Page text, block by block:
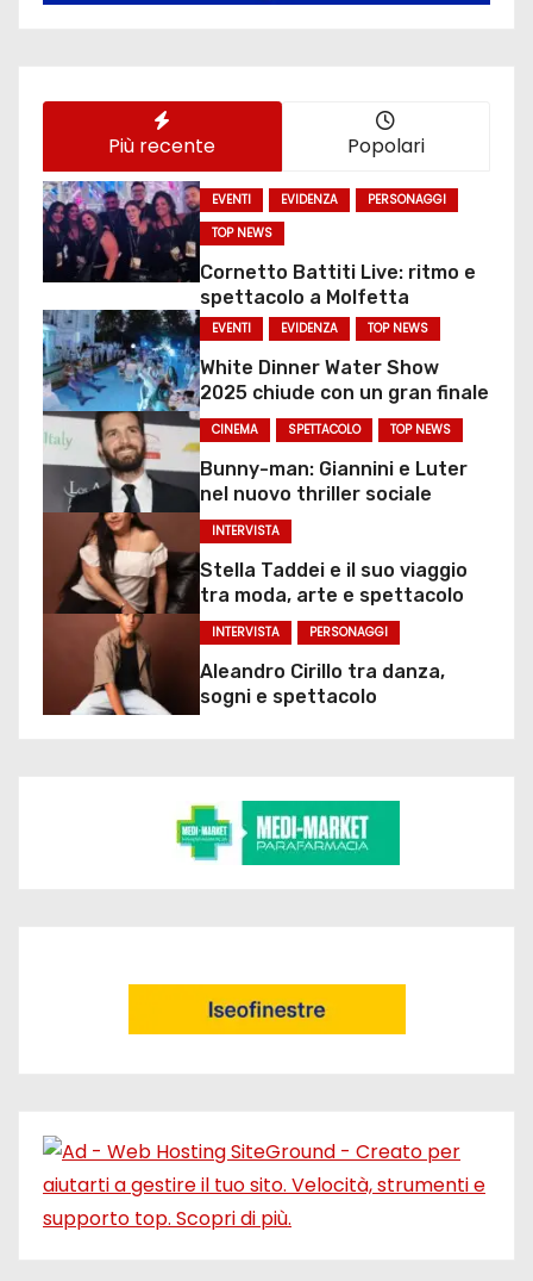
Più recente Popolari
EVENTI EVIDENZA
PERSONAGGI
TOP NEWS
Cornetto Battiti Live: ritmo e
spettacolo a Molfetta
EVENTI EVIDENZA TOP NEWS
White Dinner Water Show
2025 chiude con un gran finale
CINEMA SPETTACOLO TOP NEWS
Bunny-man: Giannini e Luter
nel nuovo thriller sociale
INTERVISTA
Stella Taddei e il suo viaggio
tra moda, arte e spettacolo
INTERVISTA PERSONAGGI
Aleandro Cirillo tra danza,
sogni e spettacolo